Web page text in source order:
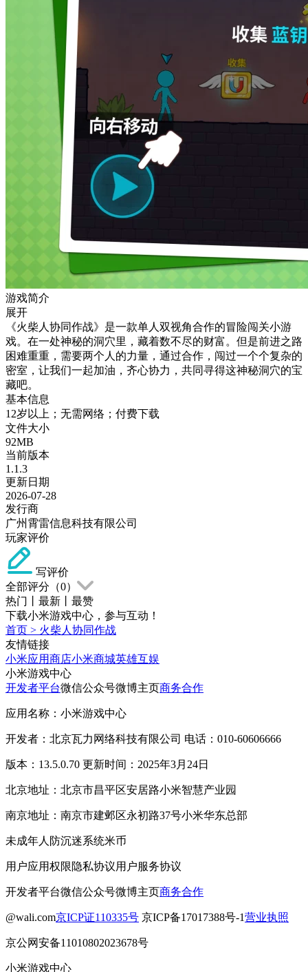
游戏简介
展开
《火柴人协同作战》是一款单人双视角合作的冒险闯关小游
戏。在一处神秘的洞穴里，藏着数不尽的财富。但是前进之路
困难重重，需要两个人的力量，通过合作，闯过一个个复杂的
密室，让我们一起加油，齐心协力，共同寻得这神秘洞穴的宝
藏吧。
基本信息
12岁以上；无需网络；付费下载
文件大小
92MB
当前版本
1.1.3
更新日期
2026-07-28
发行商
广州霄雷信息科技有限公司
玩家评价
写评价
全部评分（0）
热门
最新
最赞
下载小米游戏中心，参与互动！
首页 > 火柴人协同作战
友情链接
小米应用商店小米商城英雄互娱
小米游戏中心
开发者平台微信公众号微博主页商务合作
应用名称：小米游戏中心
开发者：北京瓦力网络科技有限公司 电话：010-60606666
版本：13.5.0.70 更新时间：2025年3月24日
北京地址：北京市昌平区安居路小米智慧产业园
南京地址：南京市建邺区永初路37号小米华东总部
未成年人防沉迷系统米币
用户应用权限隐私协议用户服务协议
开发者平台微信公众号微博主页商务合作
@wali.com京ICP证110335号 京ICP备17017388号-1营业执照
京公网安备11010802023678号
小米游戏中心